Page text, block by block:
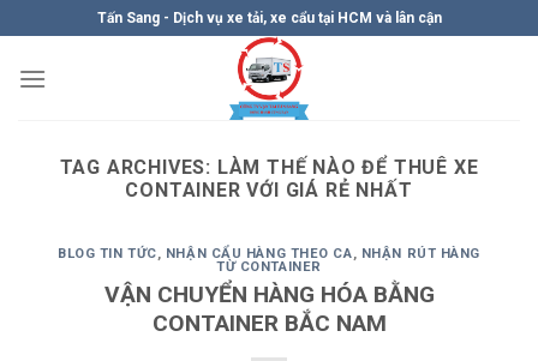
content
Tấn Sang - Dịch vụ xe tải, xe cẩu tại HCM và lân cận
TAG ARCHIVES: LÀM THẾ NÀO ĐỂ THUÊ XE
CONTAINER VỚI GIÁ RẺ NHẤT
BLOG TIN TỨC, NHẬN CẨU HÀNG THEO CA, NHẬN RÚT HÀNG
TỪ CONTAINER
VẬN CHUYỂN HÀNG HÓA BẰNG
CONTAINER BẮC NAM